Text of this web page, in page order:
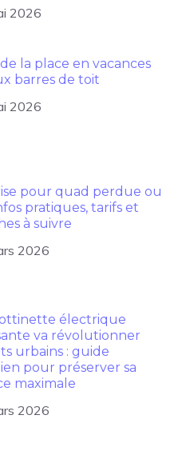
2026
la place en vacances
barres de toit
2026
pour quad perdue ou
pratiques, tarifs et
à suivre
2026
électrique
va révolutionner
urbains : guide
pour préserver sa
maximale
2026